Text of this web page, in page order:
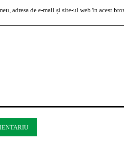
adresa de e-mail și site-ul web în acest